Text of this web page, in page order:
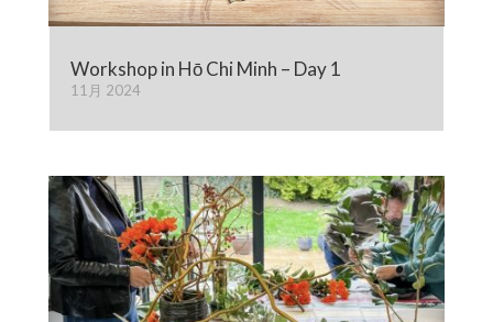
Workshop in Hō Chi Minh – Day 1
11月 2024